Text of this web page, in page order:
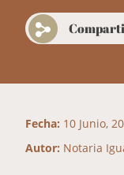
Fecha: 10 Junio,
Autor: Notaria